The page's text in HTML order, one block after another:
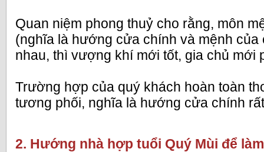
Quan niệm phong thuỷ cho rằng, môn
(nghĩa là hướng cửa chính và mệnh
nhau, thì vượng khí mới tốt, gia chủ mới
Trường hợp của quý khách hoàn toàn
tương phối, nghĩa là hướng cửa chính
2. Hướng nhà hợp tuổi Quý Mùi để